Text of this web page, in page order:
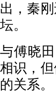
出，秦
坛。
与傅晓
相识，
的关系。